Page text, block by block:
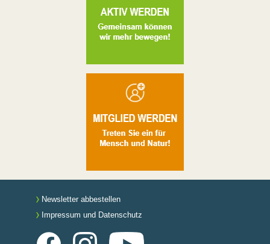
Newsletter abbestellen
Impressum und Datenschutz